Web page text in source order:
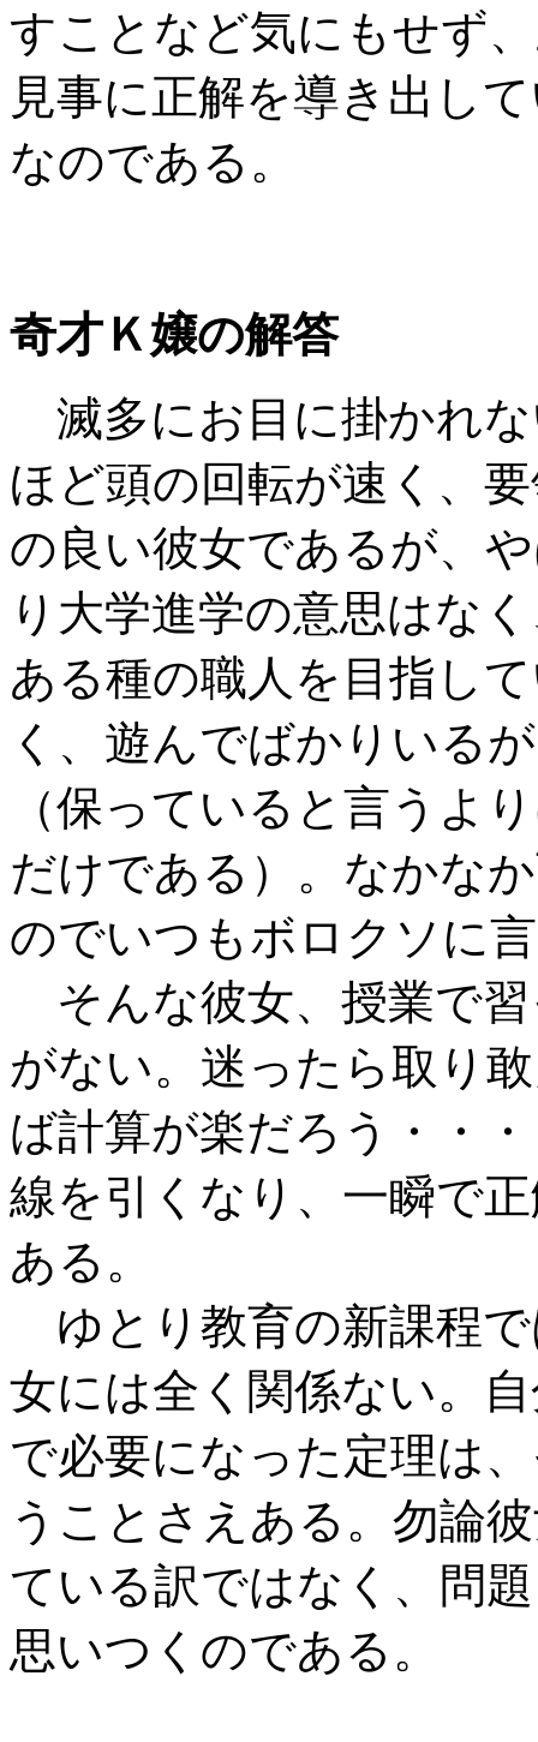
すことなど気にもせず
見事に正解を導き出し
なのである。
奇才Ｋ嬢の解答
滅多にお目に掛かれ
ほど頭の回転が速く、
の良い彼女であるが、
り大学進学の意思はな
ある種の職人を目指し
く、遊んでばかりいる
（保っていると言うよ
だけである）。なかな
のでいつもボロクソに
そんな彼女、授業で
がない。迷ったら取り
ば計算が楽だろう・・
線を引くなり、一瞬で
ある。
ゆとり教育の新課程
女には全く関係ない。
で必要になった定理は
うことさえある。勿論
ている訳ではなく、問
思いつくのである。